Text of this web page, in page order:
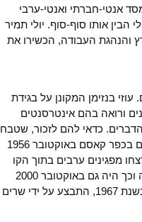
אנטי-חברתי ואנטי-ערבי
אותו סוף-סוף. יולי תמיר
והנהגת העבודה, הכשירו את
בנזימן המקונן על בגידת
ורואה בהם אינטרסנטים
כדאי להם לזכור, שטבח
קיביה בשנת 1954 התרחש כאשר מפא"י היתה בשלטון. רצח האזרחים בכפר קאסם באוקטובר 1956
מפגינים ערבים בתוך הקו
הירוק קרה כאשר מפלגת העבודה, היורשת של מפא"י, שלטה במדינה וכך היה גם באוקטובר 2000
תחת ברק ושלמה בן-עמי. גם גירוש הפלסטינים בשנת 1948-9 ושוב בשנת 1967, התבצע על ידי שרים